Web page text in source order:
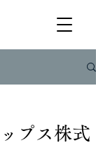
プス株式